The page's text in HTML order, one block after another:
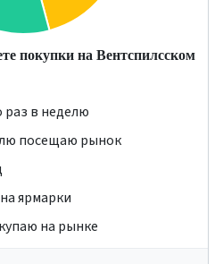
покупки на Вентспилсском
раз в неделю
посещаю рынок
ярмарки
на рынке